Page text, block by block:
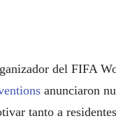
del FIFA
anunciaron
tanto a